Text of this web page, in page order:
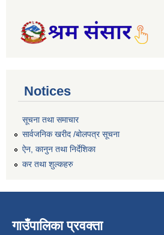
Notices
सूचना तथा समाचार
सार्वजनिक खरीद /बोलपत्र सूचना
ऐन, कानुन तथा निर्देशिका
कर तथा शुल्कहरु
गाउँपालिका प्रवक्ता